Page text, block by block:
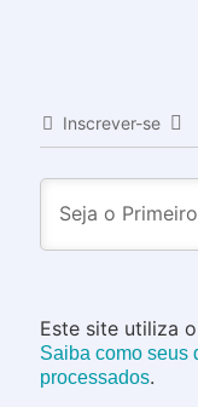
Inscrever-se
Este site utiliza
Saiba como seus
processados.